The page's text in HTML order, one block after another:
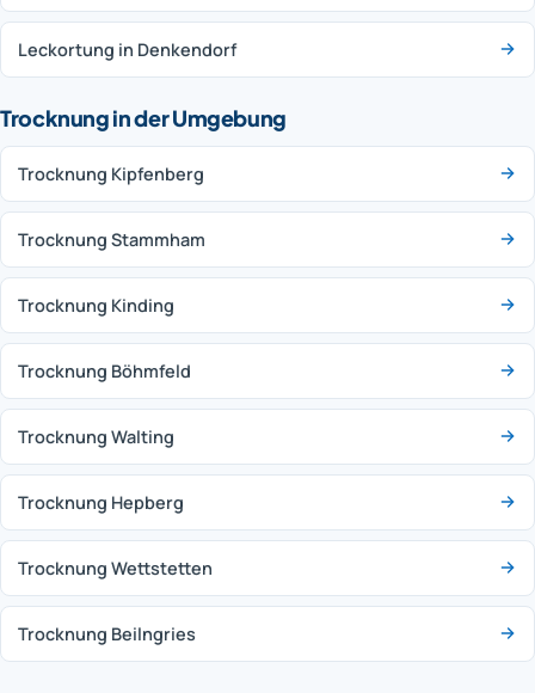
Leckortung in Denkendorf
Trocknung in der Umgebung
Trocknung Kipfenberg
Trocknung Stammham
Trocknung Kinding
Trocknung Böhmfeld
Trocknung Walting
Trocknung Hepberg
Trocknung Wettstetten
Trocknung Beilngries